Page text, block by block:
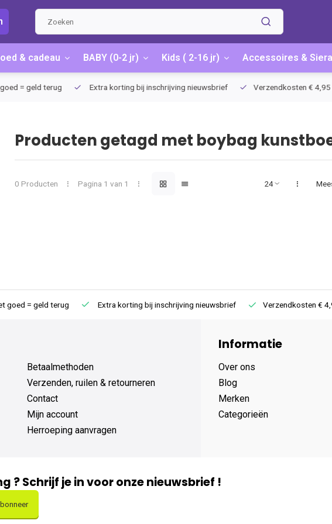
& cadeau BABY (0-2 jr) Kids ( 2-16 jr) Accessoires &
= geld terug Extra korting bij inschrijving nieuwsbrief Verzendkosten € 4,95 /
Producten getagd met boybag
0 Producten Pagina 1 van 1
= geld terug Extra korting bij inschrijving nieuwsbrief Verzendkosten € 4,95
Betaalmethoden
Verzenden, ruilen & retourneren
Contact
Mijn account
Herroeping aanvragen
Informatie
Over ons
Blog
Merken
Categorieën
? Schrijf je in voor onze nieuwsbrief !